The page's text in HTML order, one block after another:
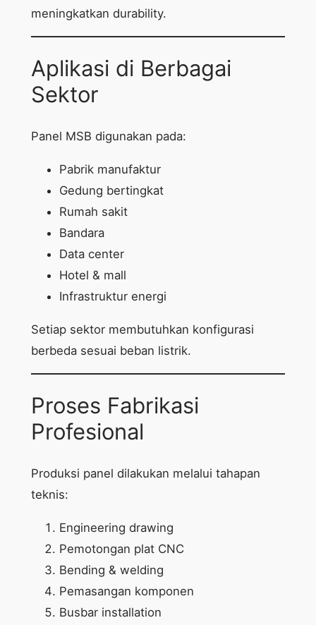
meningkatkan durability.
Aplikasi di Berbagai
Sektor
Panel MSB digunakan pada:
Pabrik manufaktur
Gedung bertingkat
Rumah sakit
Bandara
Data center
Hotel & mall
Infrastruktur energi
Setiap sektor membutuhkan konfigurasi
berbeda sesuai beban listrik.
Proses Fabrikasi
Profesional
Produksi panel dilakukan melalui tahapan
teknis:
Engineering drawing
Pemotongan plat CNC
Bending & welding
Pemasangan komponen
Busbar installation